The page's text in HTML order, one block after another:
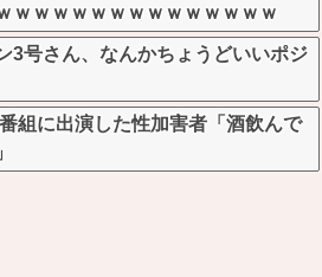
ｗｗｗｗｗｗｗｗｗｗｗｗｗｗ
3号さん、なんかちょうどいいポジ
組に出演した性加害者「酒飲んで